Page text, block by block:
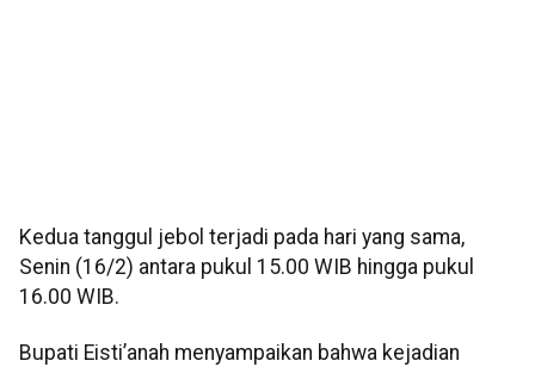
Kedua tanggul jebol terjadi pada hari yang sama,
Senin (16/2) antara pukul 15.00 WIB hingga pukul
16.00 WIB.
Bupati Eisti’anah menyampaikan bahwa kejadian